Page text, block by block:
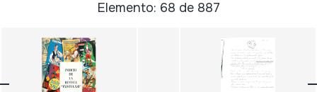
Elemento: 68 de 887